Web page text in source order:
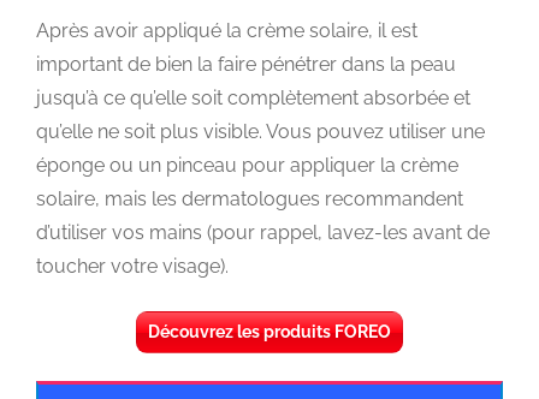
Après avoir appliqué la crème solaire, il est
important de bien la faire pénétrer dans la peau
jusqu’à ce qu’elle soit complètement absorbée et
qu’elle ne soit plus visible. Vous pouvez utiliser une
éponge ou un pinceau pour appliquer la crème
solaire, mais les dermatologues recommandent
d’utiliser vos mains (pour rappel, lavez-les avant de
toucher votre visage).
Découvrez les produits FOREO